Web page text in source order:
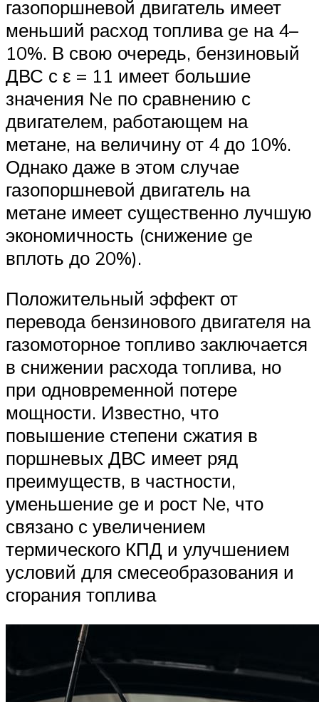
газопоршневой двигатель имеет
меньший расход топлива ge на 4–
10%. В свою очередь, бензиновый
ДВС с ε = 11 имеет большие
значения Ne по сравнению с
двигателем, работающем на
метане, на величину от 4 до 10%.
Однако даже в этом случае
газопоршневой двигатель на
метане имеет существенно лучшую
экономичность (снижение ge
вплоть до 20%).
Положительный эффект от
перевода бензинового двигателя на
газомоторное топливо заключается
в снижении расхода топлива, но
при одновременной потере
мощности. Известно, что
повышение степени сжатия в
поршневых ДВС имеет ряд
преимуществ, в частности,
уменьшение gе и рост Nе, что
связано с увеличением
термического КПД и улучшением
условий для смесеобразования и
сгорания топлива